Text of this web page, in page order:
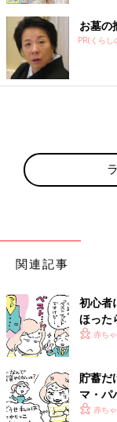
逆にいえば、コスト
といえるでしょう。
コストはもう、十
しかし、現在のイ
われます。
しょう。
ここまで下がって
出てきたとしても
です。
しかも、ご紹介し
界最低水準の運用
しています。今後も
お墓の
PR(くらし
関連記事
初心者
ほった
赤ち
貯蓄
マ・パ
赤ち